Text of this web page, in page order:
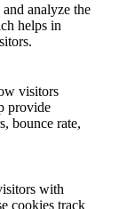
analyze the
helps in
visitors
provide
bounce rate,
with
cookies track